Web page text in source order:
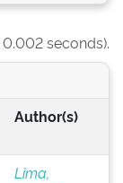
0.002 seconds).
Author(s)
Lima,